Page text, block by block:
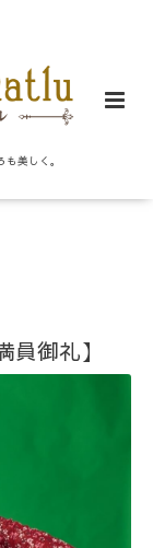
美しく。
御礼】